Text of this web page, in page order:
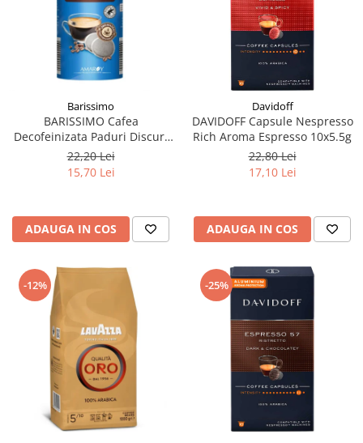
Barissimo
BARISSIMO Cafea
Decofeinizata Paduri Discuri
Senseo 62mm Monodoze
20buc - 140g
22,20 Lei
15,70 Lei
ADAUGA IN COS
Davidoff
DAVIDOFF Capsule Nespresso
Rich Aroma Espresso 10x5.5g
22,80 Lei
17,10 Lei
ADAUGA IN COS
-12% -25%